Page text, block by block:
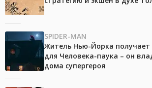
SPIDER-MAN
Житель Нью-Йорка получает
для Человека-паука – он
дома супергероя